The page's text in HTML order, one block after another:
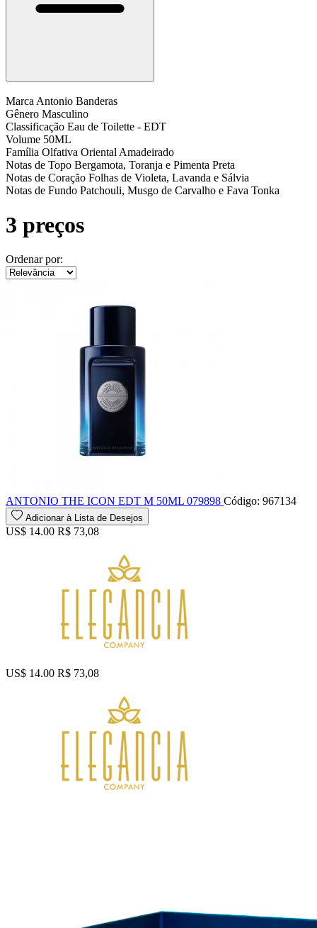
Marca Antonio Banderas
Gênero Masculino
Classificação Eau de Toilette - EDT
Volume 50ML
Família Olfativa Oriental Amadeirado
Notas de Topo Bergamota, Toranja e Pimenta Preta
Notas de Coração Folhas de Violeta, Lavanda e Sálvia
Notas de Fundo Patchouli, Musgo de Carvalho e Fava Tonka
3 preços
Ordenar por:
ANTONIO THE ICON EDT M 50ML 079898 Código: 967134
Adicionar à Lista de Desejos
US$ 14.00 R$ 73,08
US$ 14.00 R$ 73,08